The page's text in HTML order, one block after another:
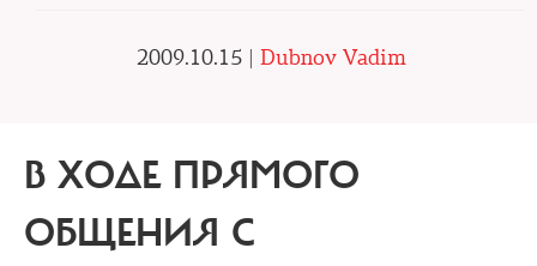
2009.10.15 | Dubnov Vadim
В ХОДЕ ПРЯМОГО
ОБЩЕНИЯ С